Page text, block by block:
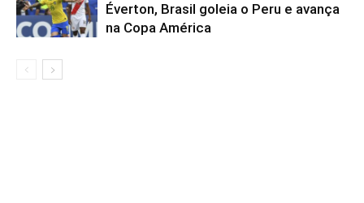
Éverton, Brasil goleia o Peru e avança
na Copa América